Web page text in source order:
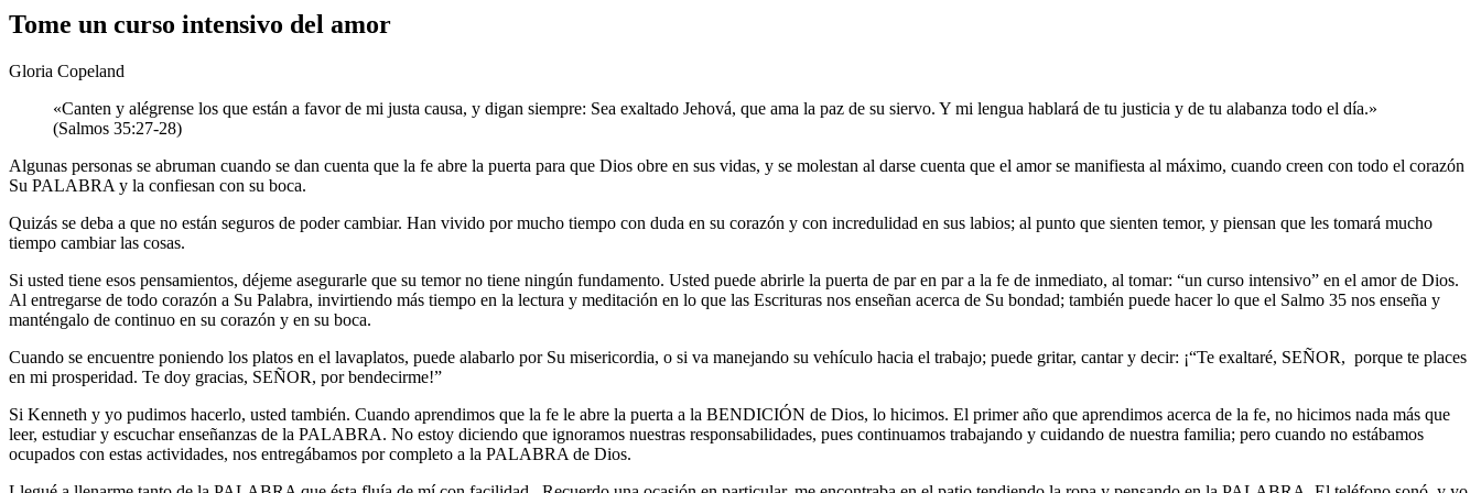
Tome un curso intensivo del amor
Gloria Copeland
«Canten y alégrense los que están a favor de mi justa causa, y digan siempre: Sea exaltado Jehová, que ama la paz de su siervo. Y mi lengua hablará de tu justicia y de tu alabanza todo el día.»
(Salmos 35:27-28)
Algunas personas se abruman cuando se dan cuenta que la fe abre la puerta para que Dios obre en sus vidas, y se molestan al darse cuenta que el amor se manifiesta al máximo, cuando creen con todo el corazón
Su PALABRA y la confiesan con su boca.
Quizás se deba a que no están seguros de poder cambiar. Han vivido por mucho tiempo con duda en su corazón y con incredulidad en sus labios; al punto que sienten temor, y piensan que les tomará mucho
tiempo cambiar las cosas.
Si usted tiene esos pensamientos, déjeme asegurarle que su temor no tiene ningún fundamento. Usted puede abrirle la puerta de par en par a la fe de inmediato, al tomar: “un curso intensivo” en el amor de Dios.
Al entregarse de todo corazón a Su Palabra, invirtiendo más tiempo en la lectura y meditación en lo que las Escrituras nos enseñan acerca de Su bondad; también puede hacer lo que el Salmo 35 nos enseña y
manténgalo de continuo en su corazón y en su boca.
Cuando se encuentre poniendo los platos en el lavaplatos, puede alabarlo por Su misericordia, o si va manejando su vehículo hacia el trabajo; puede gritar, cantar y decir: ¡“Te exaltaré, SEÑOR, porque te places
en mi prosperidad. Te doy gracias, SEÑOR, por bendecirme!”
Si Kenneth y yo pudimos hacerlo, usted también. Cuando aprendimos que la fe le abre la puerta a la BENDICIÓN de Dios, lo hicimos. El primer año que aprendimos acerca de la fe, no hicimos nada más que
leer, estudiar y escuchar enseñanzas de la PALABRA. No estoy diciendo que ignoramos nuestras responsabilidades, pues continuamos trabajando y cuidando de nuestra familia; pero cuando no estábamos
ocupados con estas actividades, nos entregábamos por completo a la PALABRA de Dios.